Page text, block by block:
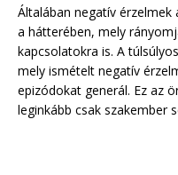
Általában negatív érzelmek
a hátterében, mely
kapcsolatokra is. A
mely ismételt negatív
epizódokat generál. Ez az
leginkább csak szakember